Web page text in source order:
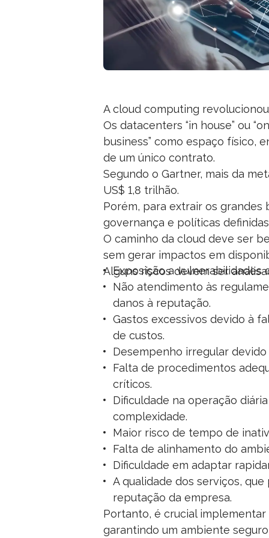
A cloud computing
Os datacenters “in house” ou
business” como espaço físico,
de um único contrato.
Segundo o Gartner, mais da
US$ 1,8 trilhão.
Porém, para extrair os
governança e políticas
O caminho da cloud deve ser
sem gerar impactos em
Alguns riscos devem ser
Exposição a vulnerabilidades
Não atendimento às
danos à reputação.
Gastos excessivos devido à
de custos.
Desempenho irregular
Falta de procedimentos
críticos.
Dificuldade na operação
complexidade.
Maior risco de tempo de
Falta de alinhamento do
Dificuldade em adaptar
A qualidade dos serviços,
reputação da empresa.
Portanto, é crucial
garantindo um ambiente